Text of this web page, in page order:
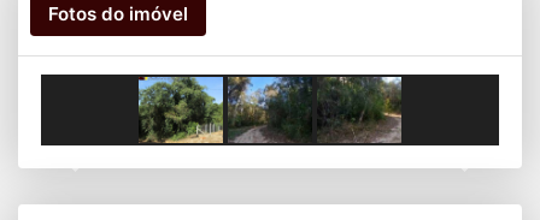
Fotos do imóvel